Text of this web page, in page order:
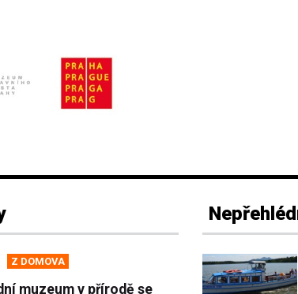
Z DOMOVA
muzeum v přírodě se